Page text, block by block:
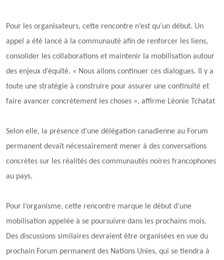
Pour les organisateurs, cette rencontre n’est qu’un début. Un
appel a été lancé à la communauté afin de renforcer les liens,
consolider les collaborations et maintenir la mobilisation autour
des enjeux d’équité. « Nous allons continuer ces dialogues. Il y a
toute une stratégie à construire pour assurer une continuité et
faire avancer concrètement les choses », affirme Léonie Tchatat
Selon elle, la présence d’une délégation canadienne au Forum
permanent devait nécessairement mener à des conversations
concrètes sur les réalités des communautés noires francophones
au pays.
Pour l’organisme, cette rencontre marque le début d’une
mobilisation appelée à se poursuivre dans les prochains mois.
Des discussions similaires devraient être organisées en vue du
prochain Forum permanent des Nations Unies, qui se tiendra à